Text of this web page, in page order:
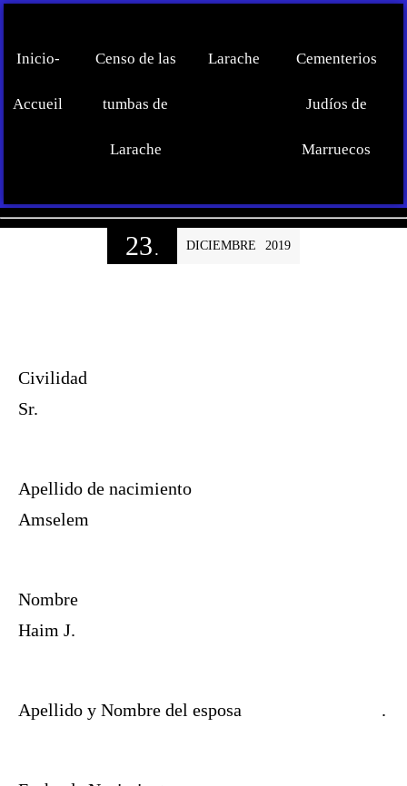
Inicio-
Accueil
Censo de las
tumbas de
Larache
Larache Cementerios
Judíos de
Marruecos
23. DICIEMBRE 2019
Civilidad
Sr.
Apellido de nacimiento
Amselem
Nombre
Haim J.
Apellido y Nombre del esposa .